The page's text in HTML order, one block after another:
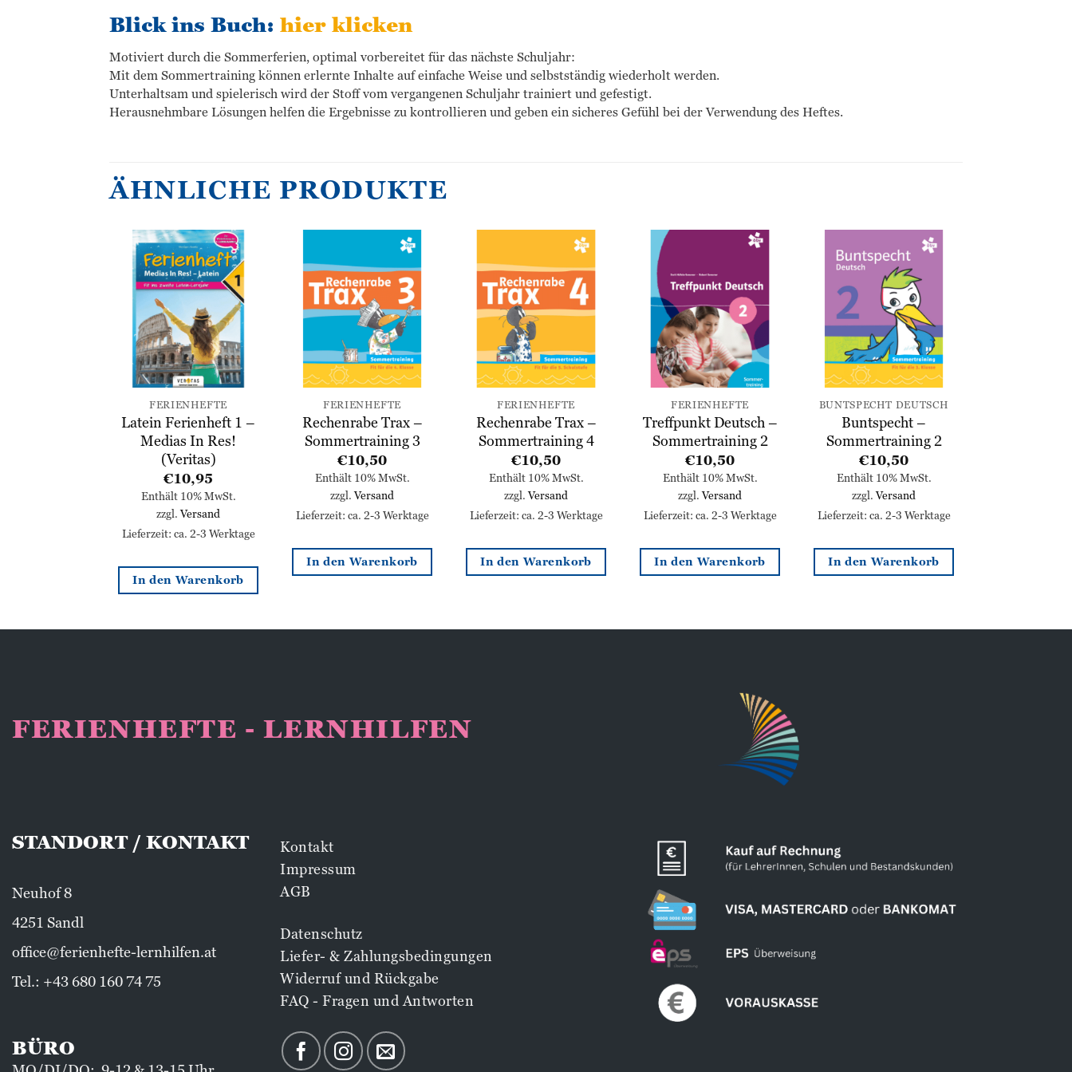
Blick ins Buch: hier klicken
Motiviert durch die Sommerferien, optimal vorbereitet für das nächste Schuljahr:
Mit dem Sommertraining können erlernte Inhalte auf einfache Weise und selbstständig wiederholt werden.
Unterhaltsam und spielerisch wird der Stoff vom vergangenen Schuljahr trainiert und gefestigt.
Herausnehmbare Lösungen helfen die Ergebnisse zu kontrollieren und geben ein sicheres Gefühl bei der Verwendung des Heftes.
ÄHNLICHE PRODUKTE
Zur
Wunschliste
hinzufügen
FERIENHEFTE
Latein Ferienheft 1 –
Medias In Res!
(Veritas)
€10,95
Enthält 10% MwSt.
zzgl.Versand
Lieferzeit: ca. 2-3 Werktage
In den Warenkorb
Zur
Wunschliste
hinzufügen
FERIENHEFTE
Rechenrabe Trax –
Sommertraining 3
€10,50
Enthält 10% MwSt.
zzgl.Versand
Lieferzeit: ca. 2-3 Werktage
In den Warenkorb
Zur
Wunschliste
hinzufügen
FERIENHEFTE
Rechenrabe Trax –
Sommertraining 4
€10,50
Enthält 10% MwSt.
zzgl.Versand
Lieferzeit: ca. 2-3 Werktage
In den Warenkorb
Zur
Wunschliste
hinzufügen
FERIENHEFTE
Treffpunkt Deutsch –
Sommertraining 2
€10,50
Enthält 10% MwSt.
zzgl.Versand
Lieferzeit: ca. 2-3 Werktage
In den Warenkorb
Zur
Wunschliste
hinzufügen
BUNTSPECHT DEUTSCH
Buntspecht –
Sommertraining 2
€10,50
Enthält 10% MwSt.
zzgl.Versand
Lieferzeit: ca. 2-3 Werktage
In den Warenkorb
FERIENHEFTE - LERNHILFEN
STANDORT / KONTAKT
Neuhof 8
4251 Sandl
office@ferienhefte-lernhilfen.at
Tel.: +43 680 160 74 75
BÜRO
Kontakt
Impressum
AGB
Datenschutz
Liefer- & Zahlungsbedingungen
Widerruf und Rückgabe
FAQ - Fragen und Antworten